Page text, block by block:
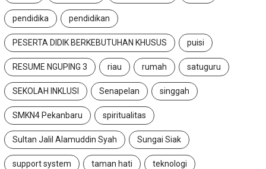
pendidika pendidikan
PESERTA DIDIK BERKEBUTUHAN KHUSUS puisi
RESUME NGUPING 3 riau rumah satuguru
SEKOLAH INKLUSI Senapelan singgah
SMKN4 Pekanbaru spiritualitas
Sultan Jalil Alamuddin Syah Sungai Siak
support system taman hati teknologi